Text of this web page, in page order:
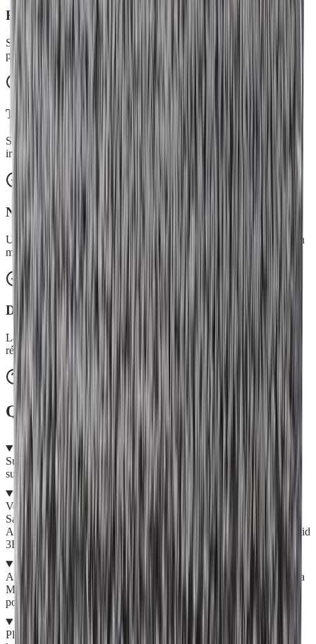
Force électrostatique
Ses fibres 100% polyester s'électrisent par frottement à sec pour un
pouvoir d'attraction important.
Tous types de sols
Son réseau capillaire déloge la poussière dans les moindres
irrégularités de toutes les surfaces.
Née pour durer
Un coup de Brosse ou Balayette Picot après usage et un passage en
machine régulier, et elle repart pour un tour.
Dos en polyester recyclé
La maille auto-agrippante est en polyester 100% recyclé, une
réduction de l'impact environnemental.
Questions fréquentes
Sur quels sols puis-je l'utiliser ?
Sur tous les types de sols. Elle permet de dépoussiérer toutes les
surfaces, en un seul passage et en toute simplicité.
Sur quel manche se fixe la Mop Balayage ?
Vous la fixez sur le Plateau Alu, que vous montez sur le Manche
Saturne, le Fluid 3E ou le Fluid Essentiel selon vos besoins.
Attention à ne pas actionner par erreur le système d'eau avec le Fluid
3E ou Fluid Essentiel.
Comment l'entretenir au quotidien ?
Après chaque utilisation ou avant le passage en machine, brossez la
Mop avec la Balayette Picot ou le Balai Picot pour retirer les
poussières et cheveux emprisonnés.
Placez la Mop dans un Filet de Lavage et lavez de préférence avec